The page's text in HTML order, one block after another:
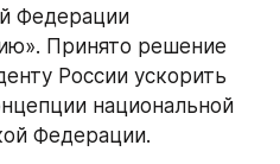
Федерации
Принято решение
России ускорить
национальной
Федерации.